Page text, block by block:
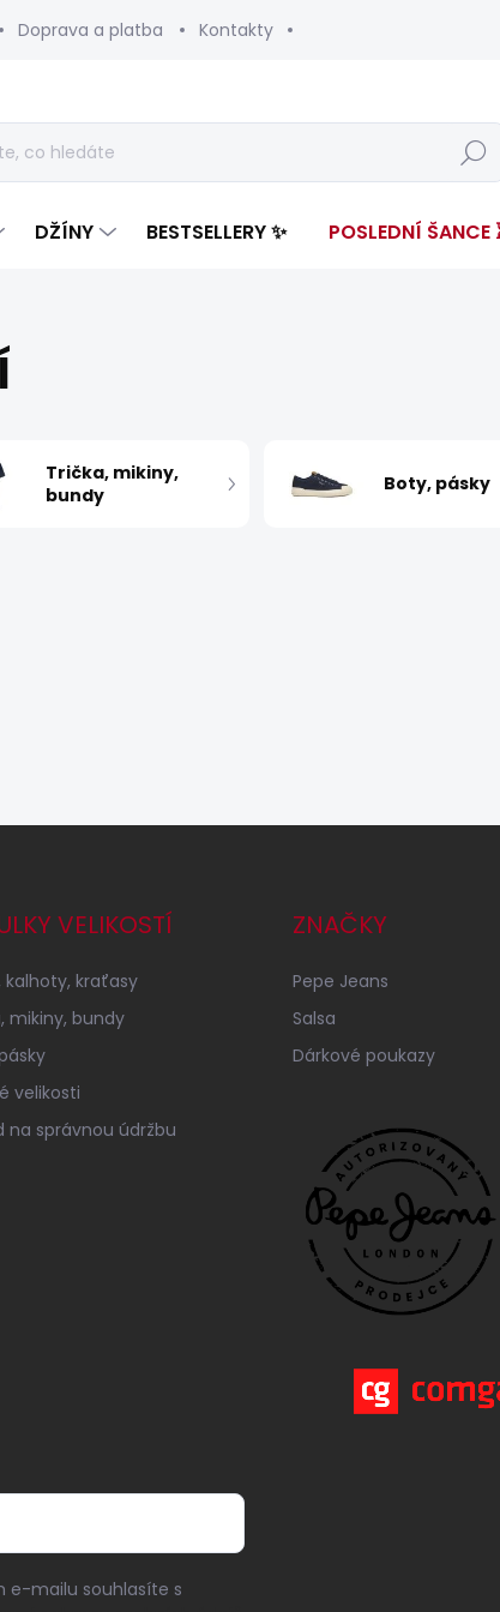
Doprava a platba Kontakty
Hledat
DŽÍNY BESTSELLERY ✨ POSLEDNÍ ŠANCE
Trička, mikiny,
bundy
Boty, pásky
VELIKOSTÍ
kalhoty, kraťasy
mikiny, bundy
velikosti
na správnou údržbu
ZNAČKY
Pepe Jeans
Salsa
Dárkové poukazy
e-mailu souhlasíte s